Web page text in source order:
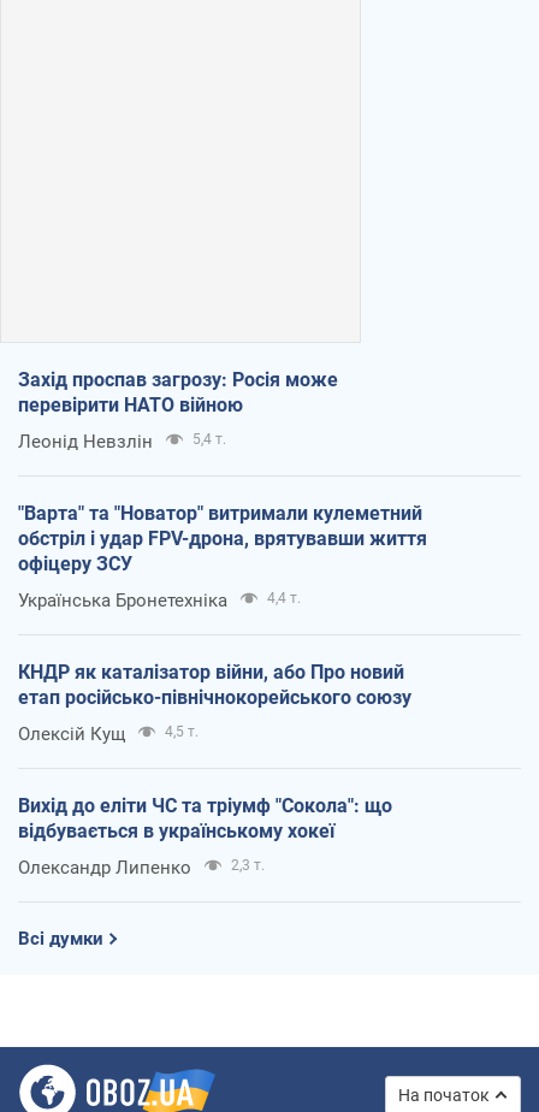
Захід проспав загрозу: Росія може
перевірити НАТО війною
Леонід Невзлін 5,4 т.
"Варта" та "Новатор" витримали кулеметний
обстріл і удар FPV-дрона, врятувавши життя
офіцеру ЗСУ
Українська Бронетехніка 4,4 т.
КНДР як каталізатор війни, або Про новий
етап російсько-північнокорейського союзу
Олексій Кущ 4,5 т.
Вихід до еліти ЧС та тріумф "Сокола": що
відбувається в українському хокеї
Олександр Липенко 2,3 т.
Всі думки
На початок